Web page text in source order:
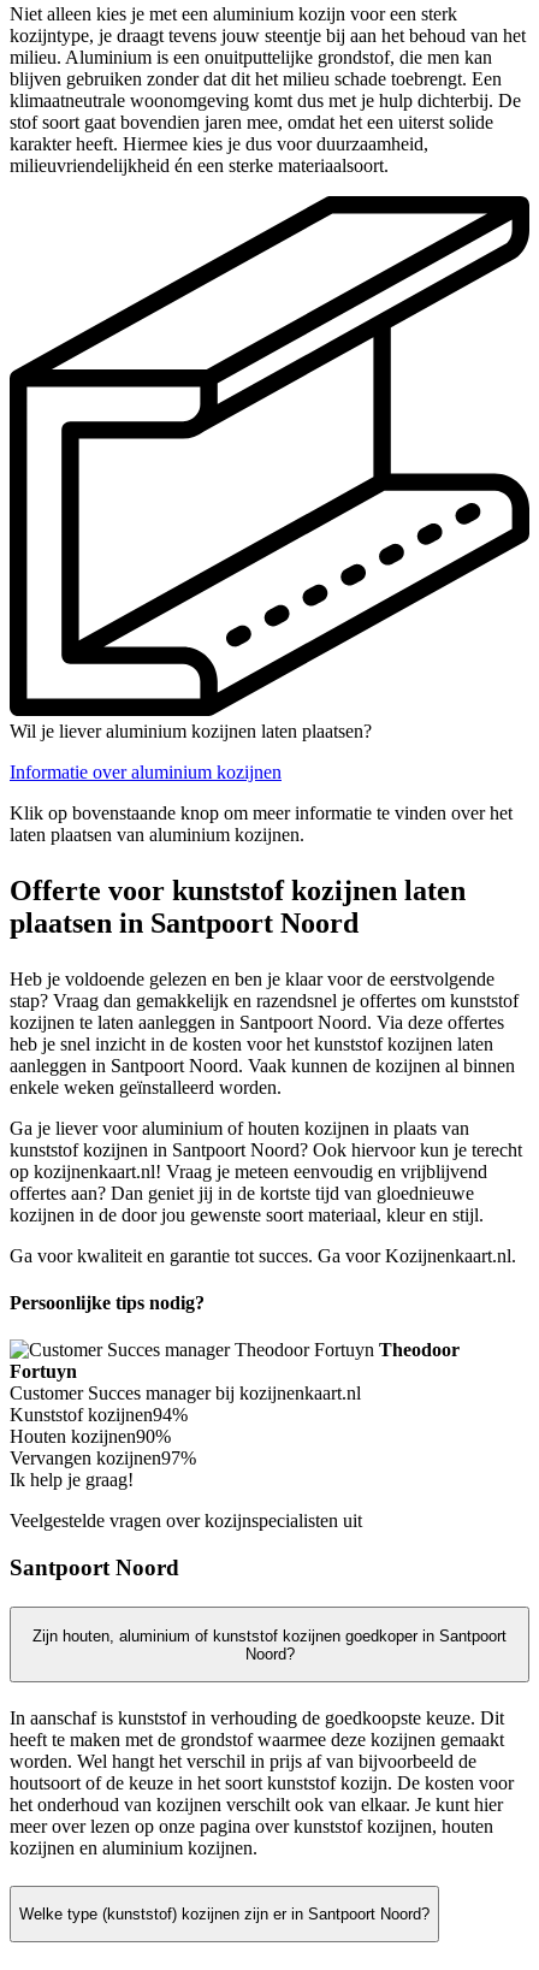
Niet alleen kies je met een aluminium kozijn voor een sterk
kozijntype, je draagt tevens jouw steentje bij aan het behoud van het
milieu. Aluminium is een onuitputtelijke grondstof, die men kan
blijven gebruiken zonder dat dit het milieu schade toebrengt. Een
klimaatneutrale woonomgeving komt dus met je hulp dichterbij. De
stof soort gaat bovendien jaren mee, omdat het een uiterst solide
karakter heeft. Hiermee kies je dus voor duurzaamheid,
milieuvriendelijkheid én een sterke materiaalsoort.
Wil je liever aluminium kozijnen laten plaatsen?
Informatie over aluminium kozijnen
Klik op bovenstaande knop om meer informatie te vinden over het
laten plaatsen van aluminium kozijnen.
Offerte voor kunststof kozijnen laten
plaatsen in Santpoort Noord
Heb je voldoende gelezen en ben je klaar voor de eerstvolgende
stap? Vraag dan gemakkelijk en razendsnel je offertes om kunststof
kozijnen te laten aanleggen in Santpoort Noord. Via deze offertes
heb je snel inzicht in de kosten voor het kunststof kozijnen laten
aanleggen in Santpoort Noord. Vaak kunnen de kozijnen al binnen
enkele weken geïnstalleerd worden.
Ga je liever voor aluminium of houten kozijnen in plaats van
kunststof kozijnen in Santpoort Noord? Ook hiervoor kun je terecht
op kozijnenkaart.nl! Vraag je meteen eenvoudig en vrijblijvend
offertes aan? Dan geniet jij in de kortste tijd van gloednieuwe
kozijnen in de door jou gewenste soort materiaal, kleur en stijl.
Ga voor kwaliteit en garantie tot succes. Ga voor Kozijnenkaart.nl.
Persoonlijke tips nodig?
Theodoor
Fortuyn
Customer Succes manager bij kozijnenkaart.nl
Kunststof kozijnen94%
Houten kozijnen90%
Vervangen kozijnen97%
Ik help je graag!
Veelgestelde vragen over kozijnspecialisten uit
Santpoort Noord
Zijn houten, aluminium of kunststof kozijnen goedkoper in Santpoort
Noord?
In aanschaf is kunststof in verhouding de goedkoopste keuze. Dit
heeft te maken met de grondstof waarmee deze kozijnen gemaakt
worden. Wel hangt het verschil in prijs af van bijvoorbeeld de
houtsoort of de keuze in het soort kunststof kozijn. De kosten voor
het onderhoud van kozijnen verschilt ook van elkaar. Je kunt hier
meer over lezen op onze pagina over kunststof kozijnen, houten
kozijnen en aluminium kozijnen.
Welke type (kunststof) kozijnen zijn er in Santpoort Noord?